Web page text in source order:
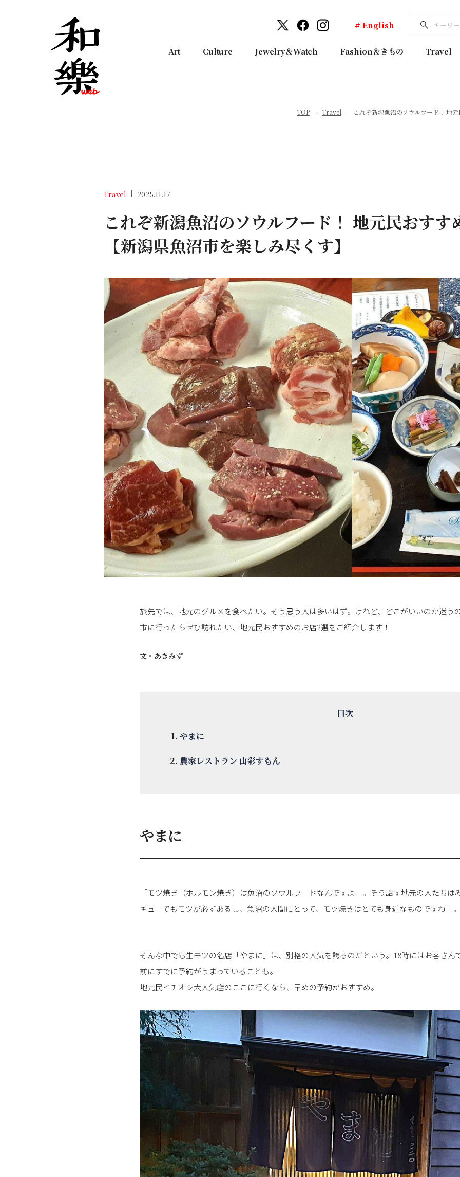
# English
Art Culture Jewelry＆Watch Fashion＆きもの Travel
TOP Travel これぞ新潟魚沼のソウルフード！ 地
Travel 2025.11.17
これぞ新潟魚沼のソウルフード！ 地元民おすす
【新潟県魚沼市を楽しみ尽くす】
旅先では、地元のグルメを食べたい。そう思う人は多いはず。けれど、どこがいいのか迷う
市に行ったらぜひ訪れたい、地元民おすすめのお店2選をご紹介します！
文・ あきみず
やまに
農家レストラン 山彩すもん
やまに
「モツ焼き（ホルモン焼き）は魚沼のソウルフードなんですよ」。そう話す地元の人たちは
キューでもモツが必ずあるし、魚沼の人間にとって、モツ焼きはとても身近なものですね」。
そんな中でも生モツの名店「やまに」は、別格の人気を誇るのだという。18時にはお客さん
前にすでに予約がうまっていることも。
地元民イチオシ大人気店のここに行くなら、早めの予約がおすすめ。